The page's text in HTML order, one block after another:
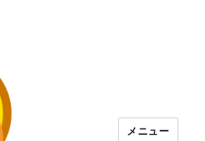
メニュー